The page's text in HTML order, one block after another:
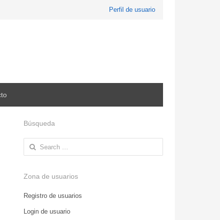
Perfil de usuario
Búsqueda
Search
for:
Zona de usuarios
Registro de usuarios
Login de usuario